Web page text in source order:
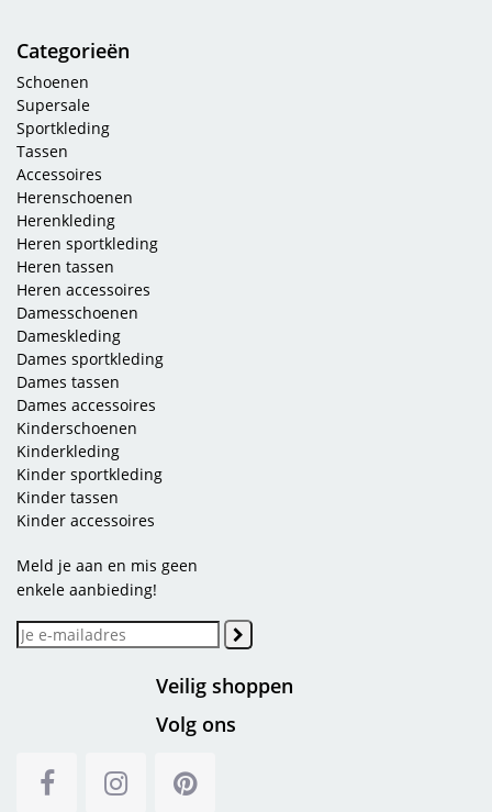
Categorieën
Schoenen
Supersale
Sportkleding
Tassen
Accessoires
Herenschoenen
Herenkleding
Heren sportkleding
Heren tassen
Heren accessoires
Damesschoenen
Dameskleding
Dames sportkleding
Dames tassen
Dames accessoires
Kinderschoenen
Kinderkleding
Kinder sportkleding
Kinder tassen
Kinder accessoires
Meld je aan en mis geen
enkele aanbieding!
Veilig shoppen
Volg ons